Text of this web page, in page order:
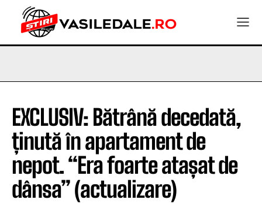
EXCLUSIV: Bătrână decedată,
ținută în apartament de
nepot. “Era foarte atașat de
dânsa” (actualizare)